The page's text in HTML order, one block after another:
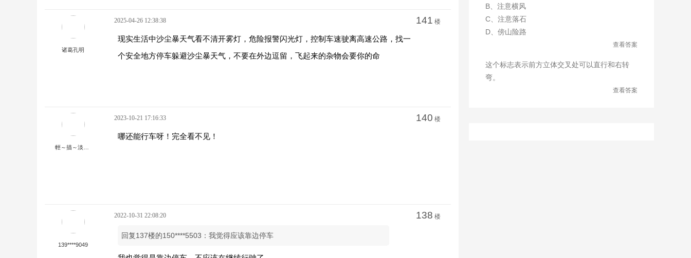
诸葛孔明
2025-04-26 12:38:38 141 楼
现实生活中沙尘暴天气看不清开雾灯，危险报警闪光灯，控制车速驶离高速公路，找一
个安全地方停车躲避沙尘暴天气，不要在外边逗留，飞起来的杂物会要你的命
2023-10-21 17:16:33 140 楼
哪还能行车呀！完全看不见！
139****9049
2022-10-31 22:08:20 138 楼
回复137楼的150****5503：我觉得应该靠边停车
B、注意横风
C、注意落石
D、傍山险路
查看答案
这个标志表示前方立体交叉处可以直行和右转
弯。
查看答案